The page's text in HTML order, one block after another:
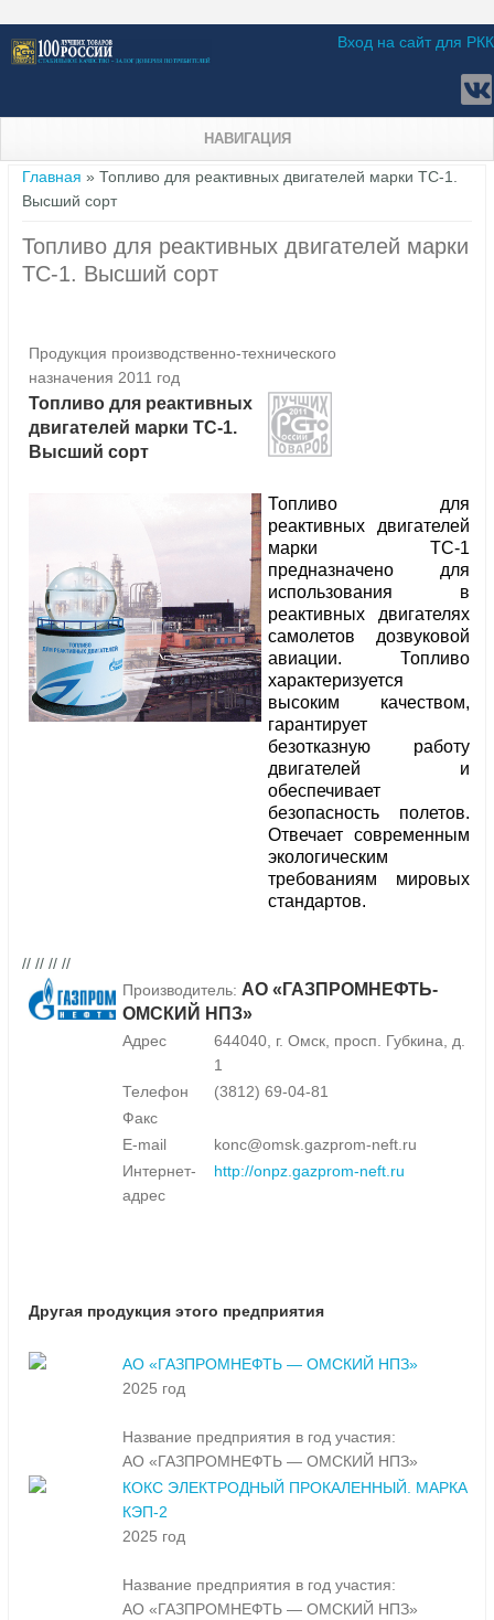
Вход на сайт для РКК
НАВИГАЦИЯ
Вы здесь
Главная » Топливо для реактивных двигателей марки ТС-1.
Высший сорт
Топливо для реактивных двигателей марки
ТС-1. Высший сорт
Продукция производственно-технического
назначения 2011 год
Топливо для реактивных
двигателей марки ТС-1.
Высший сорт
Топливо для
реактивных двигателей
марки ТС-1
предназначено для
использования в
реактивных двигателях
самолетов дозвуковой
авиации. Топливо
характеризуется
высоким качеством,
гарантирует
безотказную работу
двигателей и
обеспечивает
безопасность полетов.
Отвечает современным
экологическим
требованиям мировых
стандартов.
// // // //
Производитель: АО «ГАЗПРОМНЕФТЬ-
ОМСКИЙ НПЗ»
Адрес
644040, г. Омск, просп. Губкина, д.
1
Телефон
(3812) 69-04-81
Факс
E-mail
konc@omsk.gazprom-neft.ru
Интернет-
адрес
http://onpz.gazprom-neft.ru
Другая продукция этого предприятия
АО «ГАЗПРОМНЕФТЬ — ОМСКИЙ НПЗ»
2025 год
Название предприятия в год участия:
АО «ГАЗПРОМНЕФТЬ — ОМСКИЙ НПЗ»
КОКС ЭЛЕКТРОДНЫЙ ПРОКАЛЕННЫЙ. МАРКА
КЭП-2
2025 год
Название предприятия в год участия:
АО «ГАЗПРОМНЕФТЬ — ОМСКИЙ НПЗ»